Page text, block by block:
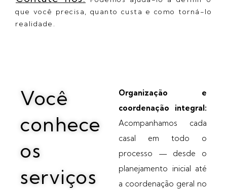
que você precisa, quanto custa e como torná-lo
realidade.
Você
conhece
os
serviços
Organização e
coordenação integral:
Acompanhamos cada
casal em todo o
processo — desde o
planejamento inicial até
a coordenação geral no